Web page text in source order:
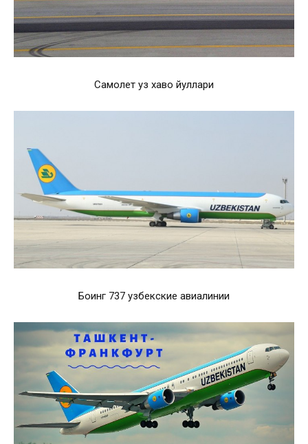
Самолет уз хаво йуллари
Боинг 737 узбекские авиалинии